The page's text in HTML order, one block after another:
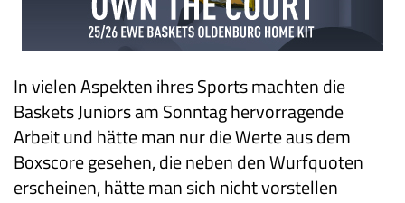
In vielen Aspekten ihres Sports machten die
Baskets Juniors am Sonntag hervorragende
Arbeit und hätte man nur die Werte aus dem
Boxscore gesehen, die neben den Wurfquoten
erscheinen, hätte man sich nicht vorstellen